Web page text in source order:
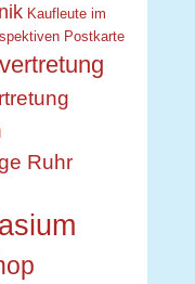
Kaufleute im
Postkarte
Ruhr